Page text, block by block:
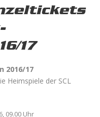
17
2016/17
Heimspiele der SCL
09.00 Uhr